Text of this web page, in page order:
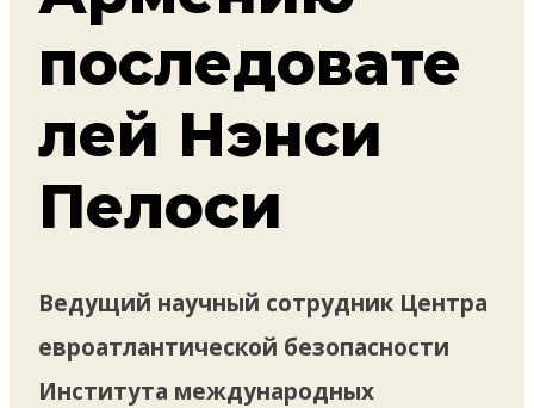
последовате
лей Нэнси
Пелоси
Ведущий научный сотрудник Центра
евроатлантической безопасности
Института международных